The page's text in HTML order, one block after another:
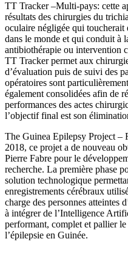
TT Tracker –Multi-pays: cette
résultats des chirurgies du
oculaire négligée qui
dans le monde et qui conduit à
antibiothérapie ou intervention
TT Tracker permet aux
d’évaluation puis de suivi des
opératoires sont
également consolidées afin de
performances des actes
l’objectif final est son
The Guinea Epilepsy Project –
2018, ce projet a de nouveau
Pierre Fabre pour le
recherche. La première phase
solution technologique
enregistrements cérébraux
charge des personnes atteintes
à intégrer de l’Intelligence
performant, complet et pallier le
l’épilepsie en Guinée.